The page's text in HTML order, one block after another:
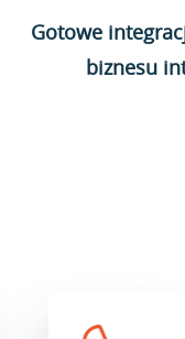
Gotowe
biznesu